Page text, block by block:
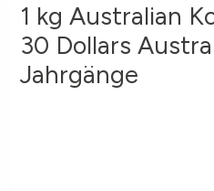
1 kg Australian
30 Dollars
Jahrgänge